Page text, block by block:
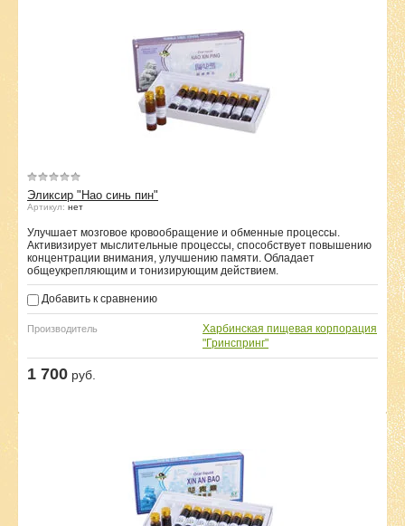
Эликсир "Нао синь пин"
Артикул: нет
Улучшает мозговое кровообращение и обменные процессы.
Активизирует мыслительные процессы, способствует повышению
концентрации внимания, улучшению памяти. Обладает
общеукрепляющим и тонизирующим действием.
Добавить к сравнению
Производитель
Харбинская пищевая корпорация
"Гринспринг"
1 700 руб.